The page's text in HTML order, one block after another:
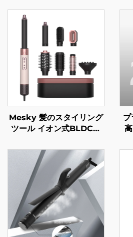
Mesky 髪のスタイリング
ツール イオン式BLDC高
カラードライヤー ホット
エアブラシ ブローブラシ
ヘアドライヤー
調